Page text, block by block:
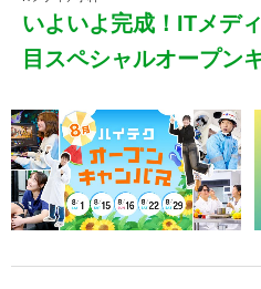
いよいよ完成！ITメデ
目スペシャルオープン